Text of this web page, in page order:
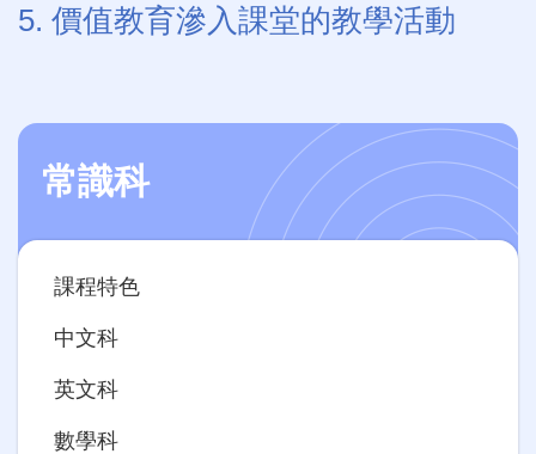
5. 價值教育滲入課堂的教學活動
常識科
Main
navigation
課程特色
中文科
英文科
數學科